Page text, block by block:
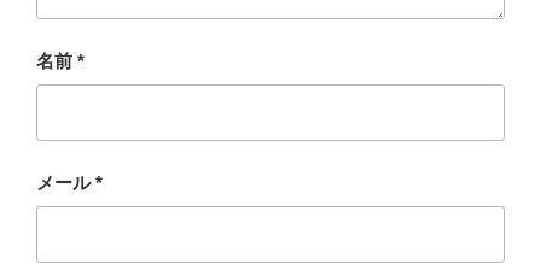
名前 *
メール*